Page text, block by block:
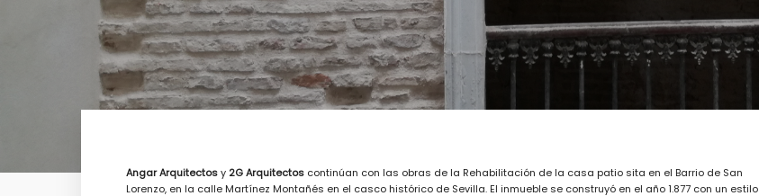
Angar Arquitectosy 2G Arquitectos continúan con las obras de la Rehabilitación de la casa patio sita en el Barrio de San
Lorenzo, en la calle Martínez Montañés en el casco histórico de Sevilla. El inmueble se construyó en el año 1.877 con un estilo